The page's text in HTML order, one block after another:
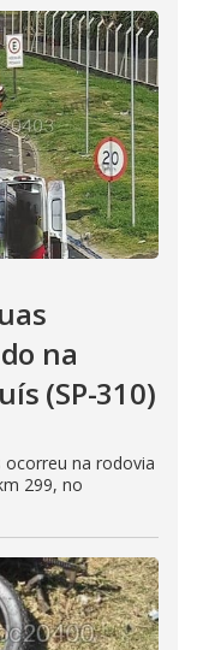
na
(SP-310)
ocorreu na rodovia
299, no